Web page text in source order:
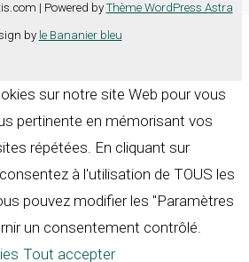
| Powered by Thème WordPress Astra
by le Bananier bleu
sur notre site Web pour vous
pertinente en mémorisant vos
répétées. En cliquant sur
à l'utilisation de TOUS les
pouvez modifier les "Paramètres
un consentement contrôlé.
Tout accepter